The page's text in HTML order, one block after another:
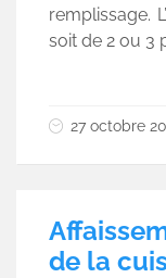
remplissage.
soit de 2 ou 3
27 octobre
de la